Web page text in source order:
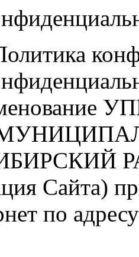
Сайта)
по